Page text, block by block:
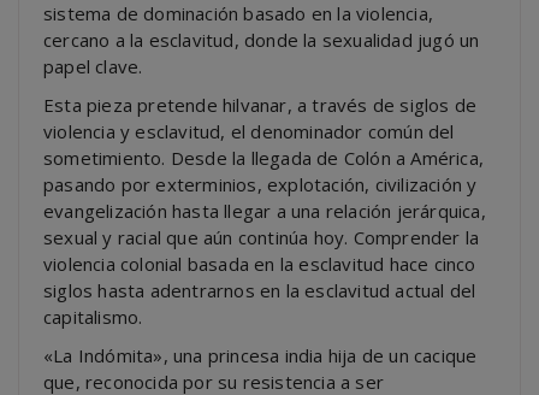
sistema de dominación basado en la violencia,
cercano a la esclavitud, donde la sexualidad jugó un
papel clave.
Esta pieza pretende hilvanar, a través de siglos de
violencia y esclavitud, el denominador común del
sometimiento. Desde la llegada de Colón a América,
pasando por exterminios, explotación, civilización y
evangelización hasta llegar a una relación jerárquica,
sexual y racial que aún continúa hoy. Comprender la
violencia colonial basada en la esclavitud hace cinco
siglos hasta adentrarnos en la esclavitud actual del
capitalismo.
«La Indómita», una princesa india hija de un cacique
que, reconocida por su resistencia a ser